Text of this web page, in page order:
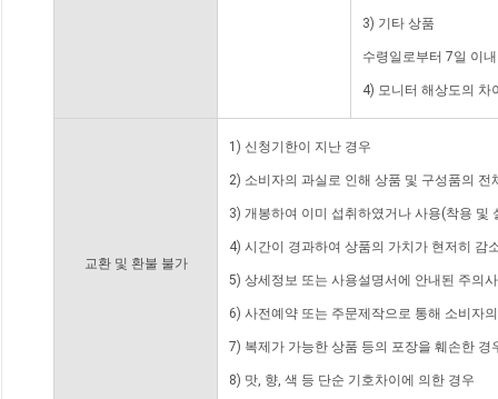
3) 기타 상품
수령일로부터 7일 이
4) 모니터 해상도의 차
교환 및 환불 불가
1) 신청기한이 지난 경우
2) 소비자의 과실로 인해 상품 및 구성품의
3) 개봉하여 이미 섭취하였거나 사용(착용 및
4) 시간이 경과하여 상품의 가치가 현저히 감
5) 상세정보 또는 사용설명서에 안내된 주의
6) 사전예약 또는 주문제작으로 통해 소비자
7) 복제가 가능한 상품 등의 포장을 훼손한 경
8) 맛, 향, 색 등 단순 기호차이에 의한 경우